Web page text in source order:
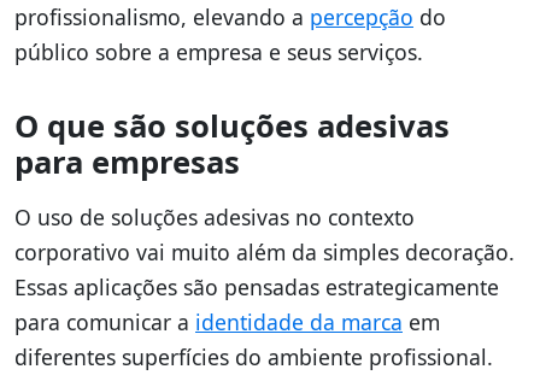
profissionalismo, elevando a percepção do
público sobre a empresa e seus serviços.
O que são soluções adesivas
para empresas
O uso de soluções adesivas no contexto
corporativo vai muito além da simples decoração.
Essas aplicações são pensadas estrategicamente
para comunicar a identidade da marca em
diferentes superfícies do ambiente profissional.